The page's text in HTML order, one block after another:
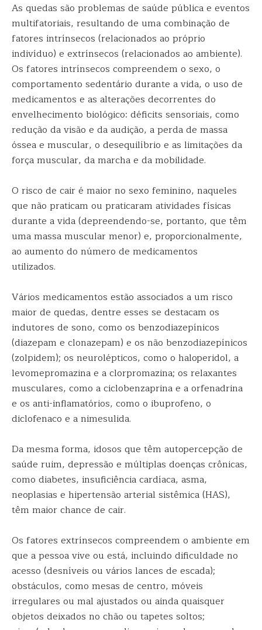
As quedas são problemas de saúde pública e eventos
multifatoriais, resultando de uma combinação de
fatores intrínsecos (relacionados ao próprio
indivíduo) e extrínsecos (relacionados ao ambiente).
Os fatores intrínsecos compreendem o sexo, o
comportamento sedentário durante a vida, o uso de
medicamentos e as alterações decorrentes do
envelhecimento biológico: déficits sensoriais, como
redução da visão e da audição, a perda de massa
óssea e muscular, o desequilíbrio e as limitações da
força muscular, da marcha e da mobilidade.
O risco de cair é maior no sexo feminino, naqueles
que não praticam ou praticaram atividades físicas
durante a vida (depreendendo-se, portanto, que têm
uma massa muscular menor) e, proporcionalmente,
ao aumento do número de medicamentos
utilizados.
Vários medicamentos estão associados a um risco
maior de quedas, dentre esses se destacam os
indutores de sono, como os benzodiazepínicos
(diazepam e clonazepam) e os não benzodiazepínicos
(zolpidem); os neurolépticos, como o haloperidol, a
levomepromazina e a clorpromazina; os relaxantes
musculares, como a ciclobenzaprina e a orfenadrina
e os anti-inflamatórios, como o ibuprofeno, o
diclofenaco e a nimesulida.
Da mesma forma, idosos que têm autopercepção de
saúde ruim, depressão e múltiplas doenças crônicas,
como diabetes, insuficiência cardíaca, asma,
neoplasias e hipertensão arterial sistêmica (HAS),
têm maior chance de cair.
Os fatores extrínsecos compreendem o ambiente em
que a pessoa vive ou está, incluindo dificuldade no
acesso (desníveis ou vários lances de escada);
obstáculos, como mesas de centro, móveis
irregulares ou mal ajustados ou ainda quaisquer
objetos deixados no chão ou tapetes soltos;